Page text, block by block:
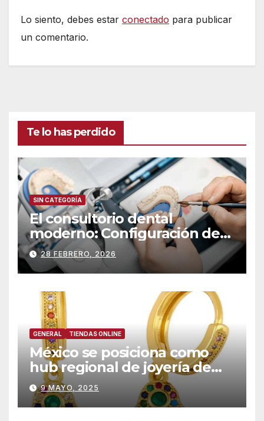
Lo siento, debes estar conectado para publicar
un comentario.
Te lo has perdido
SIN CATEGORÍA
El consultorio dental
moderno: Configuración de
su laboratorio interno para la
odontología en el mismo día
28 FEBRERO, 2026
GENERAL TIENDAS ONLINE
México se posiciona como
hub regional de joyería de
acero inoxidable por
mayoreo
9 MAYO, 2025